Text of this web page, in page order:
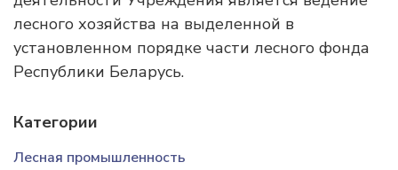
лесного хозяйства на выделенной в
установленном порядке части лесного фонда
Республики Беларусь.
Категории
Лесная промышленность